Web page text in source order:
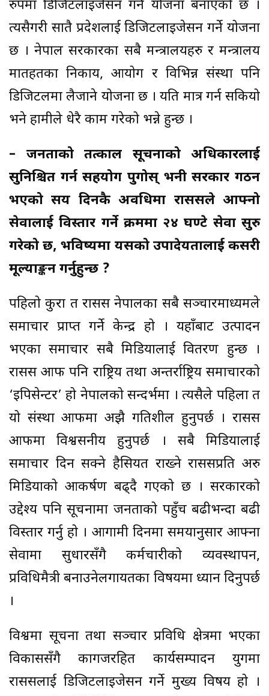
रुपमा डिजिटलाइजेसन गर्ने योजना बनाएको छ ।
त्यसैगरी सातै प्रदेशलाई डिजिटलाइजेसन गर्ने योजना
छ । नेपाल सरकारका सबै मन्त्रालयहरु र मन्त्रालय
मातहतका निकाय, आयोग र विभिन्न संस्था पनि
डिजिटलमा लैजाने योजना छ । यति मात्र गर्न सकियो
भने हामीले धेरै काम गरेको भन्ने हुन्छ ।
– जनताको तत्काल सूचनाको अधिकारलाई
सुनिश्चित गर्न सहयोग पुगोस् भनी सरकार गठन
भएको सय दिनकै अवधिमा राससले आफ्नो
सेवालाई विस्तार गर्ने क्रममा २४ घण्टे सेवा सुरु
गरेको छ, भविष्यमा यसको उपादेयतालाई कसरी
मूल्याङ्कन गर्नुहुन्छ ?
पहिलो कुरा त रासस नेपालका सबै सञ्चारमाध्यमले
समाचार प्राप्त गर्ने केन्द्र हो । यहाँबाट उत्पादन
भएका समाचार सबै मिडियालाई वितरण हुन्छ ।
रासस आफैँ पनि राष्ट्रिय तथा अन्तर्राष्ट्रिय समाचारको
‘इपिसेन्टर’ हो नेपालको सन्दर्भमा । त्यसैले पहिला त
यो संस्था आफैँमा अझै गतिशील हुनुपर्छ । रासस
आफैँमा विश्वसनीय हुनुपर्छ । सबै मिडियालाई
समाचार दिन सक्ने हैसियत राख्ने राससप्रति अरु
मिडियाको आकर्षण बढ्दै गएको छ । सरकारको
उद्देश्य पनि सूचनामा जनताको पहुँच बढीभन्दा बढी
विस्तार गर्नु हो । आगामी दिनमा समयानुसार आफ्ना
सेवामा सुधारसँगै कर्मचारीको व्यवस्थापन,
प्रविधिमैत्री बनाउनेलगायतका विषयमा ध्यान दिनुपर्छ
।
विश्वमा सूचना तथा सञ्चार प्रविधि क्षेत्रमा भएका
विकाससँगै कागजरहित कार्यसम्पादन युगमा
राससलाई डिजिटलाइजेसन गर्ने मुख्य विषय हो ।